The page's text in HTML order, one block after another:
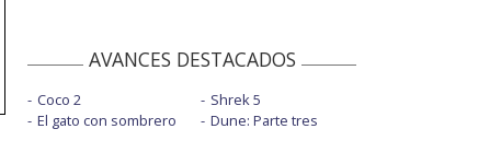
AVANCES DESTACADOS
Coco 2
El gato con sombrero
Shrek 5
Dune: Parte tres